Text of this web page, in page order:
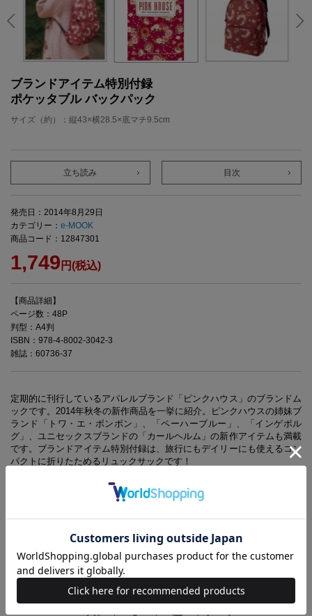
ブランドアイテム特別付録
ポケッタブル バックパック
サイズ（約）：縦43×横28.5×底マチ9.5cm
立ち読み 目次
発売日：2014年8月29日
カテゴリー： e-MOOK
商品コード：12847301
1,749 円(税込)
【商品詳細】
ページ数：48P
判型：A4判
ISBN：978-4-8002-3042-3
雑誌：60736-37
定期的に刊行しているアパレルブランド「ピンクハウス」のブランドム
ックです。2014年秋冬の新作商品を一挙に紹介。ピンクハウスの姉妹ブ
ランド「トワ・エ・ボンボン」、「ペーハーブルー」、「インゲボル
グ」、ユニセックスブランドの「カールヘルム」の新作アイテムも満載
です。ブランドアイテム特別付録は、旅行にもデイリーにも使えるコン
パクトに折りたためるリュックサックです！
※本誌掲載の情報は、2014年7月現在の編集部調べによるものです。本
誌発売後、仕様や価格などが変更になる場合があります。また、品切
■■■その他おすすめ本はこちら■■■
その他のブランドムック一覧はこちら>>>